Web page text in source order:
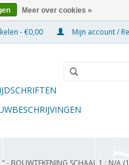
- €0,00 Mijn account /
- BOUWTEKENING SCHAAL 1 : N/A
Meer over cookies »